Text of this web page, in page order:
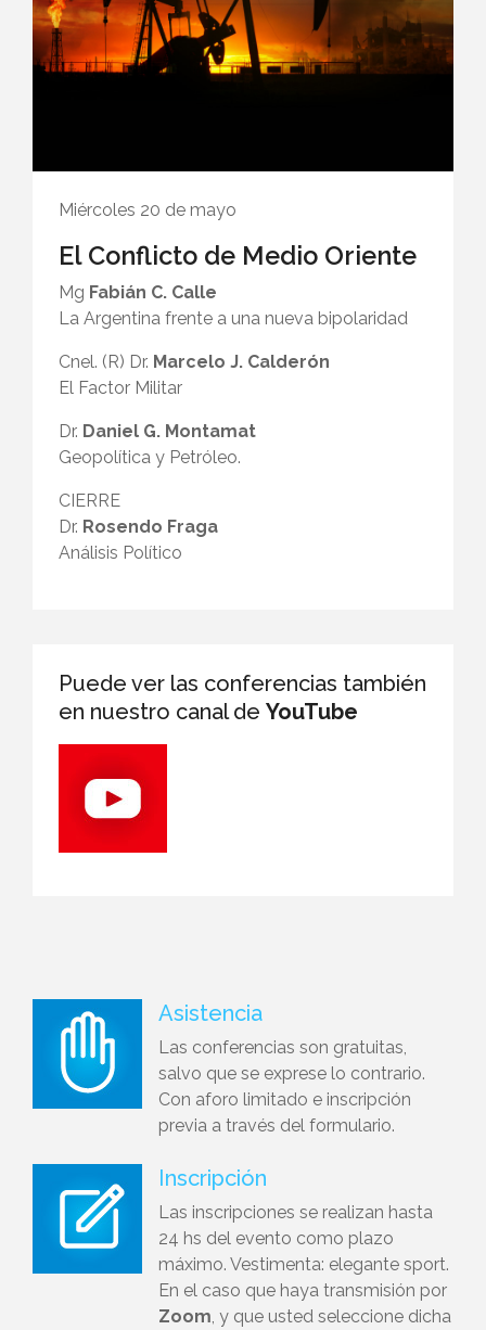
Miércoles 20 de mayo
El Conflicto de Medio Oriente
Mg Fabián C. Calle
La Argentina frente a una nueva bipolaridad
Cnel. (R) Dr. Marcelo J. Calderón
El Factor Militar
Dr. Daniel G. Montamat
Geopolítica y Petróleo.
CIERRE
Dr. Rosendo Fraga
Análisis Político
Puede ver las conferencias también
en nuestro canal de YouTube
Asistencia
Las conferencias son gratuitas,
salvo que se exprese lo contrario.
Con aforo limitado e inscripción
previa a través del formulario.
Inscripción
Las inscripciones se realizan hasta
24 hs del evento como plazo
máximo. Vestimenta: elegante sport.
En el caso que haya transmisión por
Zoom , y que usted seleccione dicha